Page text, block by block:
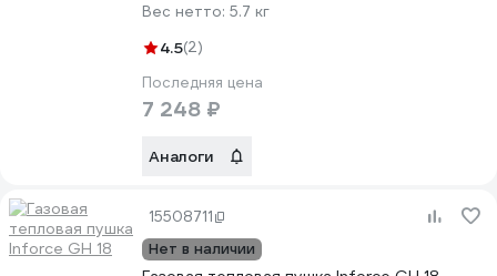
Вес нетто: 5.7 кг
4.5(2)
Последняя цена
7 248 ₽
Аналоги
15508711
Нет в наличии